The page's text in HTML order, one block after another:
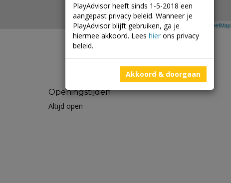
Leaflet| ©Mapbox OpenStreetMap
Openingstijden
Altijd open
PlayAdvisor heeft sinds 1-5-2018 een
aangepast privacy beleid. Wanneer je
PlayAdvisor blijft gebruiken, ga je
hiermee akkoord. Lees hier ons privacy
beleid.
Akkoord & doorgaan